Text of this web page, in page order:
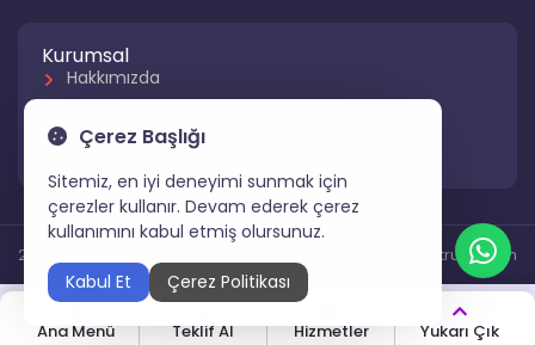
Kurumsal
Hakkımızda
Hizmetlerimiz
Çerez Başlığı
Sitemiz, en iyi deneyimi sunmak için
çerezler kullanır. Devam ederek çerez
kullanımını kabul etmiş olursunuz.
Kabul Et Çerez Politikası
2024 Tüm Hakları Saklıdır Gartruck.com
Ana Menü Teklif Al Hizmetler Yukarı Çık